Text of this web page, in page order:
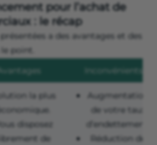
pour l’achat de
: le récap
a des avantages et des
point.
Avantages Inconvénients
la plus
disposez
librement de
Augmentation
de votre taux
d’endettement.
Réduction de